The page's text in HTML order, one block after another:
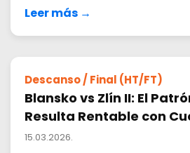
Leer más →
Descanso / Final (HT/FT)
Blansko vs Zlín II: El
Resulta Rentable con
15.03.2026.